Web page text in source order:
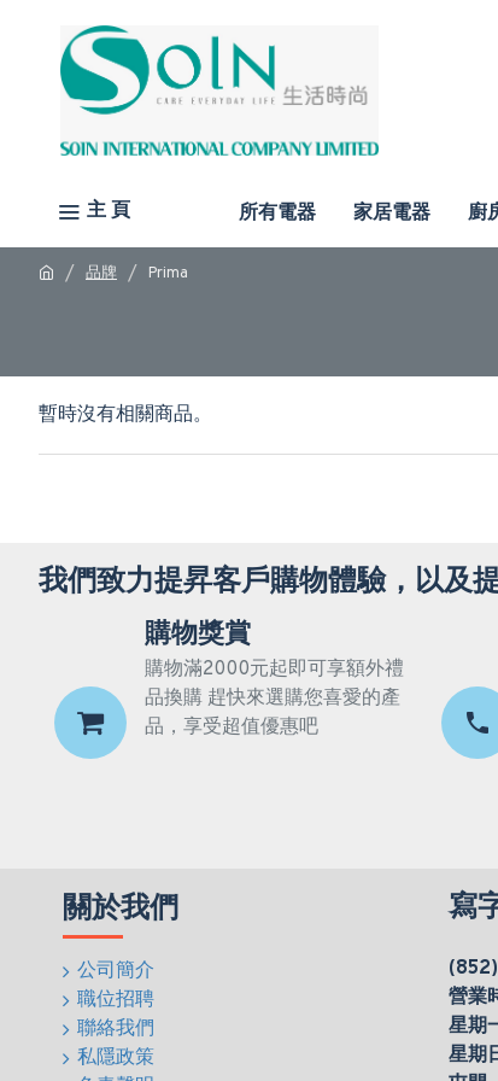
主 頁 所有電器 家居電器 廚
品牌 Prima
暫時沒有相關商品。
我們致力提昇客戶購物體驗，以及
購物獎賞
購物滿2000元起即可享額外禮
品換購 趕快來選購您喜愛的產
品，享受超值優惠吧
關於我們
公司簡介
職位招聘
聯絡我們
私隱政策
寫
營業
星期
星期